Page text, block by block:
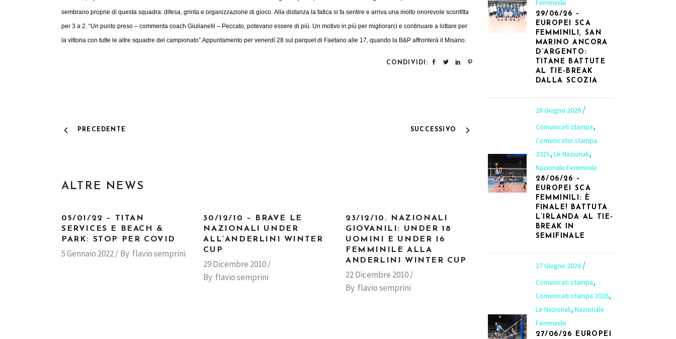
sembrano proprie di questa squadra: difesa, grinta e organizzazione di gioco. Alla distanza la fatica si fa sentire e arriva una molto onorevole sconfitta
per 3 a 2. “Un punto preso – commenta coach Giulianelli – Peccato, potevano essere di più. Un motivo in più per migliorarci e continuare a lottare per
la vittoria con tutte le altre squadre del campionato”.Appuntamento per venerdì 28 sul parquet di Faetano alle 17, quando la B&P affronterà il Misano.
CONDIVIDI:
PRECEDENTE SUCCESSIVO
ALTRE NEWS
05/01/22 – TITAN
SERVICES E BEACH &
PARK: STOP PER COVID
5 Gennaio 2022 By flavio semprini
30/12/10 – BRAVE LE
NAZIONALI UNDER
ALL’ANDERLINI WINTER
CUP
29 Dicembre 2010
By flavio semprini
23/12/10. NAZIONALI
GIOVANILI: UNDER 18
UOMINI E UNDER 16
FEMMINILE ALLA
ANDERLINI WINTER CUP
22 Dicembre 2010
By flavio semprini
Femminile
29/06/26 –
EUROPEI SCA
FEMMINILI, SAN
MARINO ANCORA
D’ARGENTO:
TITANE BATTUTE
AL TIE-BREAK
DALLA SCOZIA
28 Giugno 2026
Comunicati stampa,
Comunicatoi stampa
2025, Le Nazionali,
Nazionale Femminile
28/06/26 –
EUROPEI SCA
FEMMINILI: È
FINALE! BATTUTA
L’IRLANDA AL TIE-
BREAK IN
SEMIFINALE
27 Giugno 2026
Comunicati stampa,
Comunicati stampa 2026,
Le Nazionali, Nazionale
Femminile
27/06/26 EUROPEI